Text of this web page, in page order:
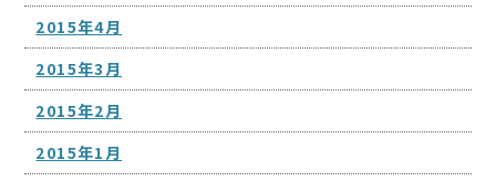
2015年4月
2015年3月
2015年2月
2015年1月